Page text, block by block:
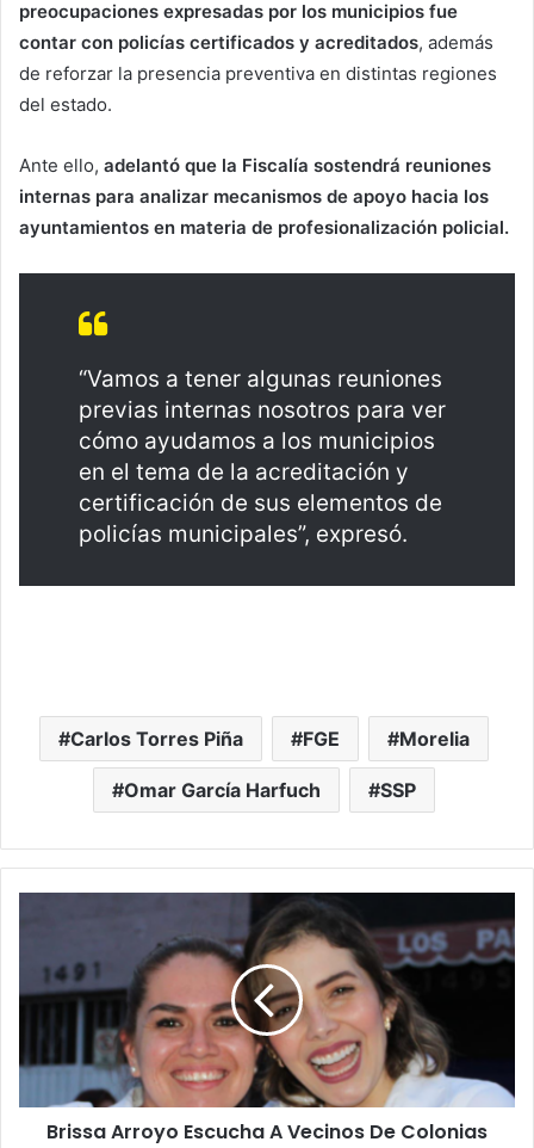
preocupaciones expresadas por los municipios fue
contar con policías certificados y acreditados, además
de reforzar la presencia preventiva en distintas regiones
del estado.
Ante ello, adelantó que la Fiscalía sostendrá reuniones
internas para analizar mecanismos de apoyo hacia los
ayuntamientos en materia de profesionalización policial.
“Vamos a tener algunas reuniones
previas internas nosotros para ver
cómo ayudamos a los municipios
en el tema de la acreditación y
certificación de sus elementos de
policías municipales”, expresó.
Carlos Torres Piña FGE Morelia
Omar García Harfuch SSP
Y
Promete
Brissa Arroyo Escucha A Vecinos De Colonias